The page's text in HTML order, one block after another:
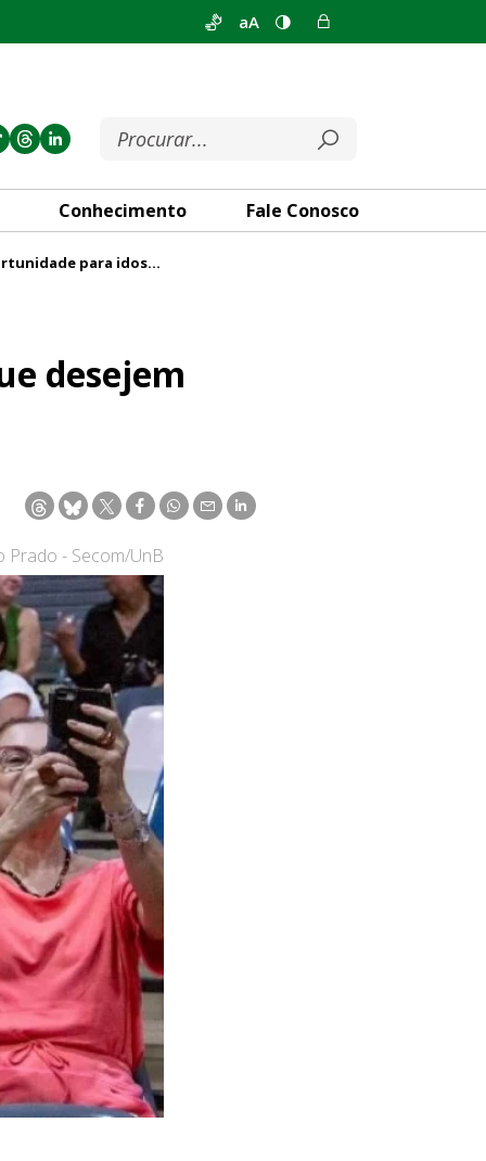
aA
Conhecimento Fale Conosco
PRO 60+ divulga oportunidade para idosos que desejem estudar na UnB
desejem
Prado - Secom/UnB